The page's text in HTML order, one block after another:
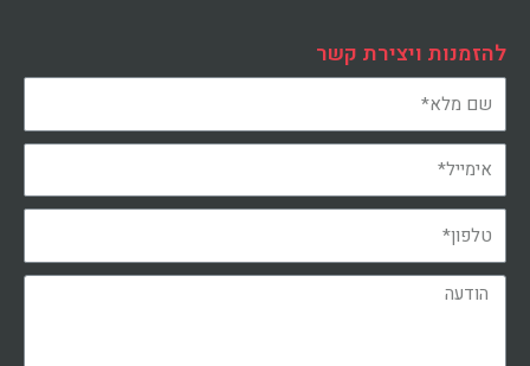
להזמנות ויצירת קשר